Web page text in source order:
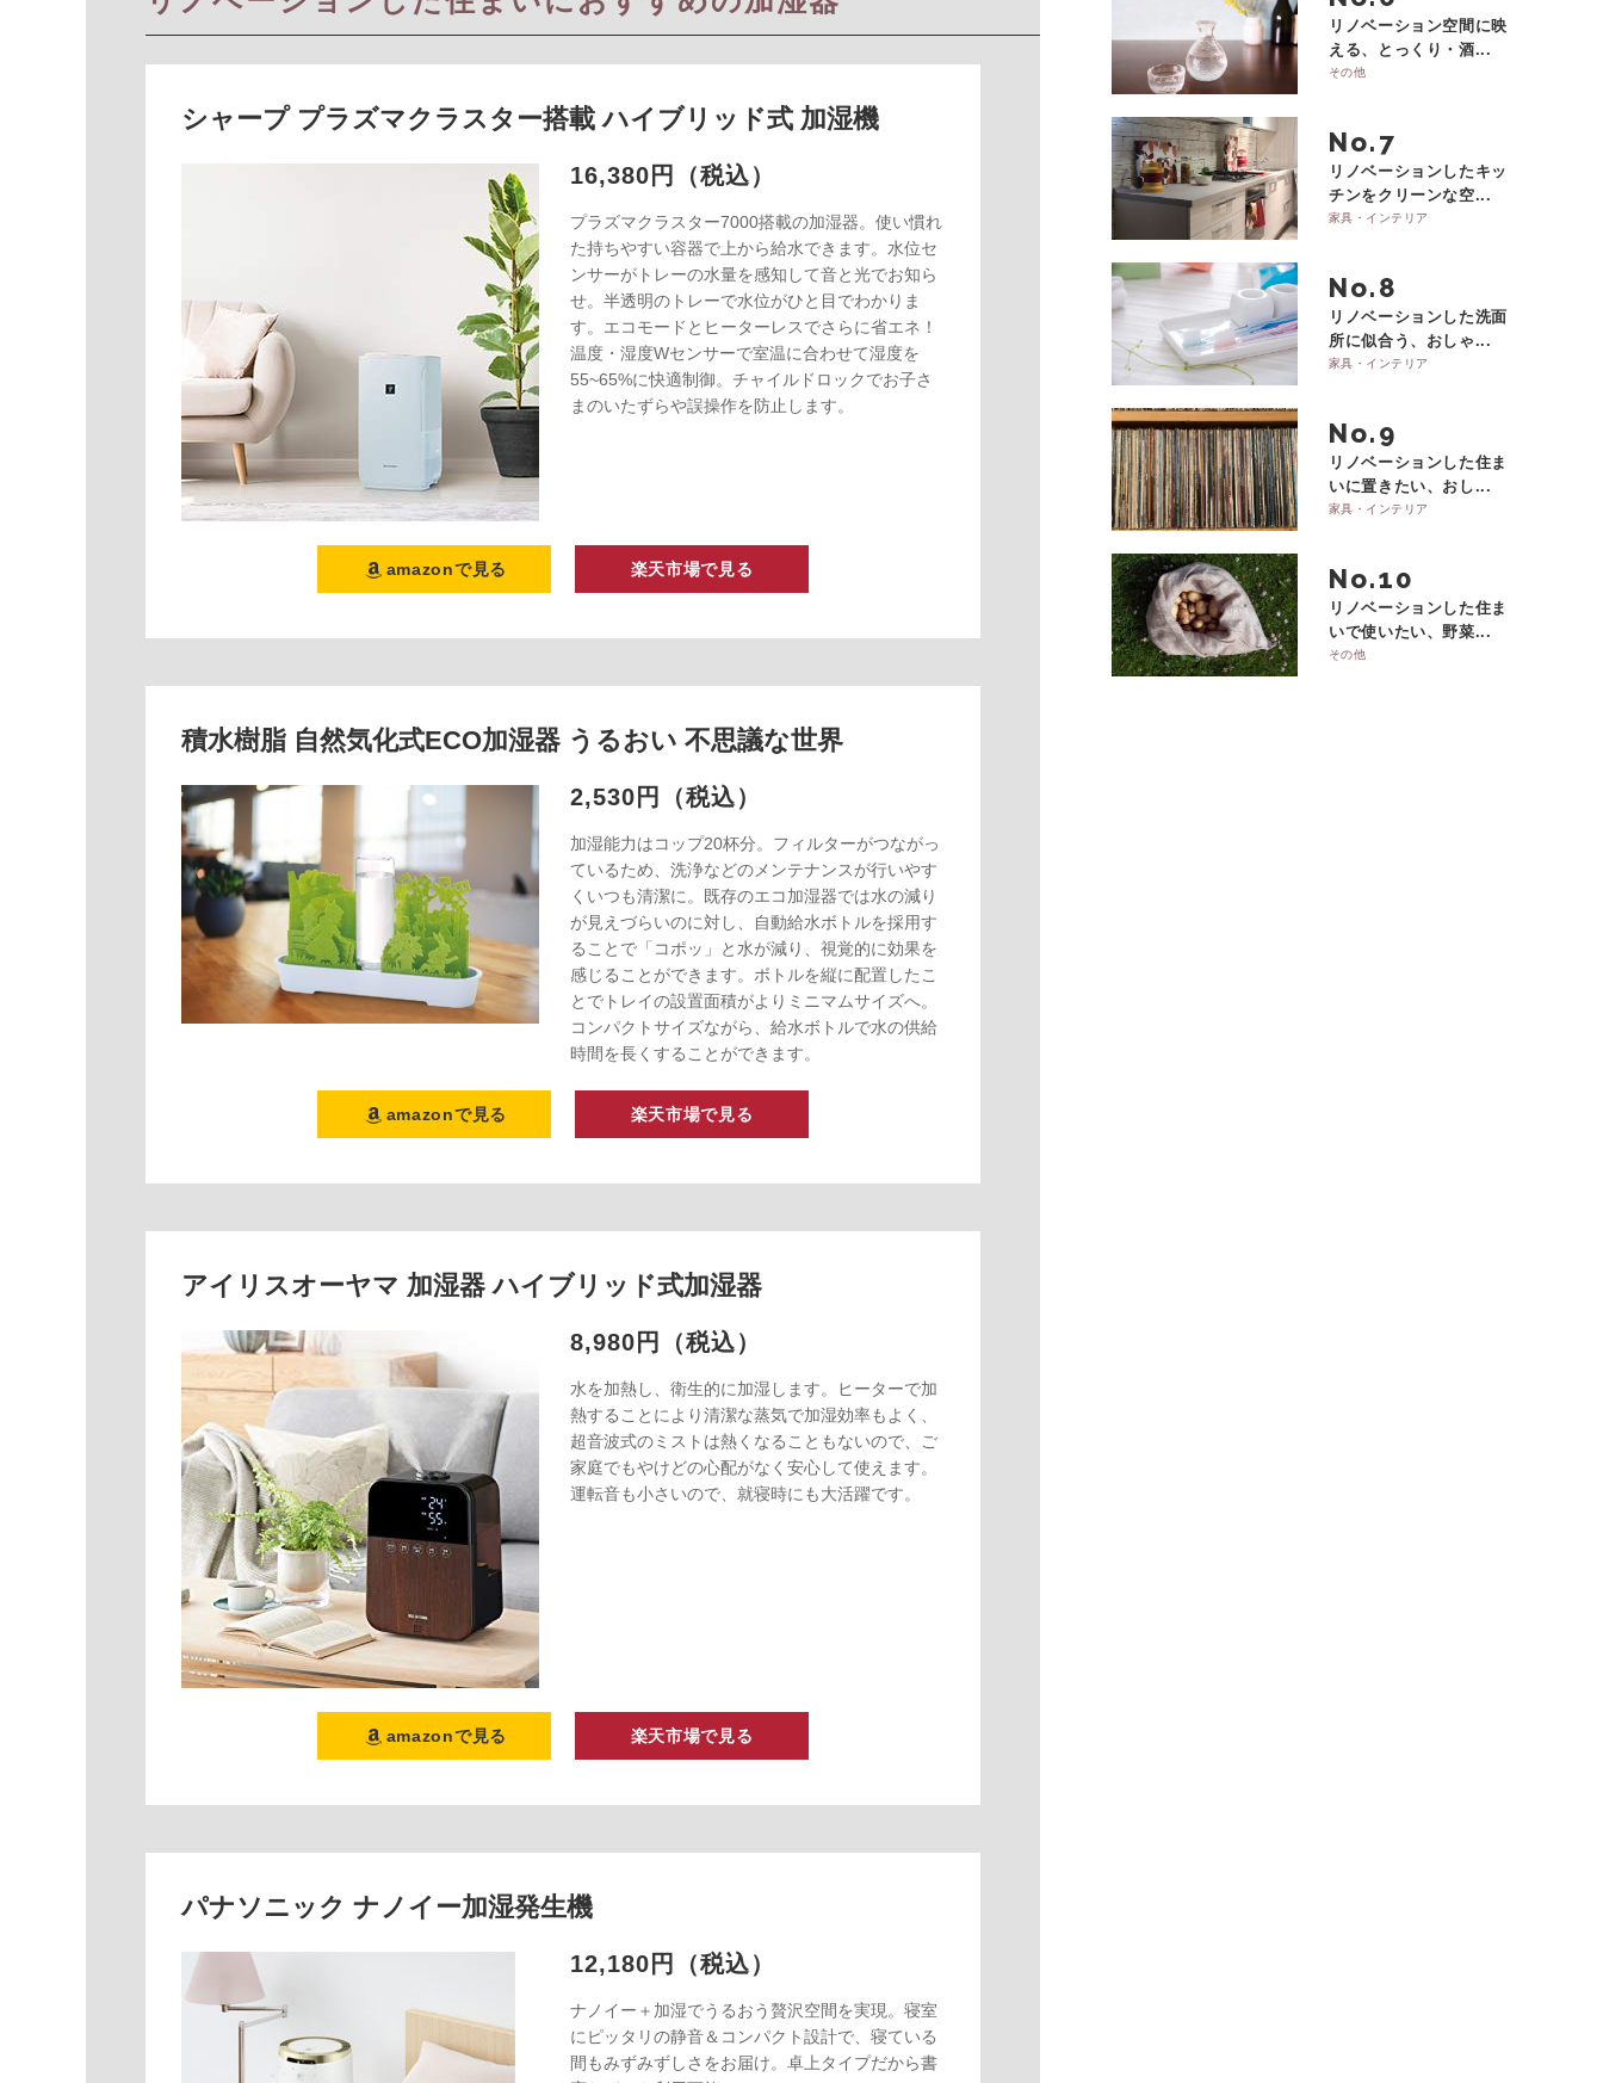
シャープ プラズマクラスター搭載 ハイブリッド式 加湿機
16,380円（税込）
プラズマクラスター7000搭載の加湿器。使い慣れ
た持ちやすい容器で上から給水できます。水位セ
ンサーがトレーの水量を感知して音と光でお知ら
せ。半透明のトレーで水位がひと目でわかりま
す。エコモードとヒーターレスでさらに省エネ！
温度・湿度Wセンサーで室温に合わせて湿度を
55~65%に快適制御。チャイルドロックでお子さ
まのいたずらや誤操作を防止します。
amazonで見る 楽天市場で見る
積水樹脂 自然気化式ECO加湿器 うるおい 不思議な世界
2,530円（税込）
加湿能力はコップ20杯分。フィルターがつながっ
ているため、洗浄などのメンテナンスが行いやす
くいつも清潔に。既存のエコ加湿器では水の減り
が見えづらいのに対し、自動給水ボトルを採用す
ることで「コポッ」と水が減り、視覚的に効果を
感じることができます。ボトルを縦に配置したこ
とでトレイの設置面積がよりミニマムサイズへ。
コンパクトサイズながら、給水ボトルで水の供給
時間を長くすることができます。
amazonで見る 楽天市場で見る
アイリスオーヤマ 加湿器 ハイブリッド式加湿器
8,980円（税込）
水を加熱し、衛生的に加湿します。ヒーターで加
熱することにより清潔な蒸気で加湿効率もよく、
超音波式のミストは熱くなることもないので、ご
家庭でもやけどの心配がなく安心して使えます。
運転音も小さいので、就寝時にも大活躍です。
amazonで見る 楽天市場で見る
パナソニック ナノイー加湿発生機
12,180円（税込）
ナノイー＋加湿でうるおう贅沢空間を実現。寝室
にピッタリの静音＆コンパクト設計で、寝ている
間もみずみずしさをお届け。卓上タイプだから書
リノベーション空間に映
える、とっくり・酒...
その他
No.
リノベーションしたキッ
チンをクリーンな空...
家具・インテリア
No.
リノベーションした洗面
所に似合う、おしゃ...
家具・インテリア
No.
リノベーションした住ま
いに置きたい、おし...
家具・インテリア
No.
リノベーションした住ま
いで使いたい、野菜...
その他